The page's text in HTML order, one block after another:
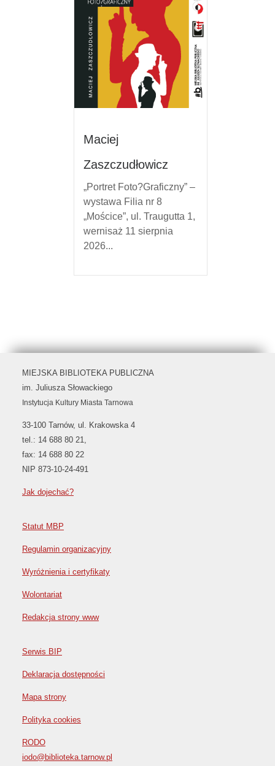
Maciej
Zaszczudłowicz
„Portret Foto?Graficzny” –
wystawa Filia nr 8
„Mościce”, ul. Traugutta 1,
wernisaż 11 sierpnia
2026...
MIEJSKA BIBLIOTEKA PUBLICZNA
im. Juliusza Słowackiego
Instytucja Kultury Miasta Tarnowa
33-100 Tarnów, ul. Krakowska 4
tel.: 14 688 80 21,
fax: 14 688 80 22
NIP 873-10-24-491
Jak dojechać?
Statut MBP
Regulamin organizacyjny
Wyróżnienia i certyfikaty
Wolontariat
Redakcja strony www
Serwis BIP
Deklaracja dostępności
Mapa strony
Polityka cookies
RODO
iodo@biblioteka.tarnow.pl